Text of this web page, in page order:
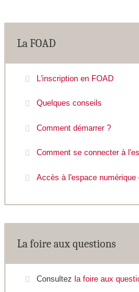
La FOAD
L'inscription en FOAD
Quelques conseils
Comment démarrer ?
Comment se connecter à
Accès à l'espace numérique
La foire aux questions
Consultez la foire aux